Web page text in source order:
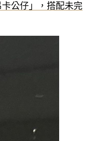
公仔」，搭配未完